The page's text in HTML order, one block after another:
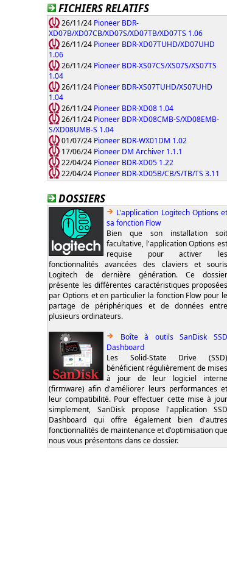
FICHIERS RELATIFS
26/11/24 Pioneer BDR-
XD07B/XD07CB/XD07S/XD07TB/XD07TS 1.06
26/11/24 Pioneer BDR-XD07TUHD/XD07UHD
1.06
26/11/24 Pioneer BDR-XS07CS/XS07S/XS07TS
1.04
26/11/24 Pioneer BDR-XS07TUHD/XS07UHD
1.04
26/11/24 Pioneer BDR-XD08 1.04
26/11/24 Pioneer BDR-XD08CMB-S/XD08EMB-
S/XD08UMB-S 1.04
01/07/24 Pioneer BDR-WX01DM 1.02
17/06/24 Pioneer DM Archiver 1.1.1
22/04/24 Pioneer BDR-XD05 1.22
22/04/24 Pioneer BDR-XD05B/CB/S/TB/TS 3.11
DOSSIERS
L'application Logitech Options et
sa fonction Flow
Bien que son installation soit
facultative, l'application Options est
requise pour activer les
fonctionnalités avancées des claviers et souris
Logitech de dernière génération. Ce dossier
présente les différentes caractéristiques proposées
par Options et en particulier la fonction Flow pour le
partage de périphériques et de données entre
plusieurs ordinateurs.
Boîte à outils SanDisk SSD
Dashboard
Les Solid-State Drive (SSD)
bénéficient régulièrement de mises
à jour de leur logiciel interne
(firmware) afin d'améliorer leurs performances et
leur compatibilité. Pour effectuer cette mise à jour
simplement, SanDisk propose l'application SSD
Dashboard qui offre également bien d'autres
fonctionnalités de maintenance et d'optimisation que
nous vous présentons dans ce dossier.